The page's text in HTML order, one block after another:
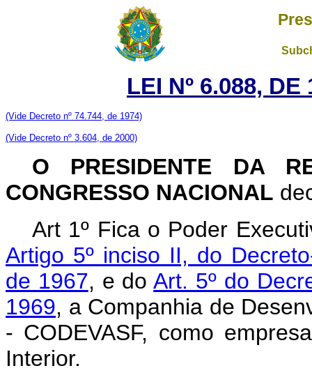
LEI Nº 6.088,
(Vide Decreto nº 74.744, de 1974)
(Vide Decreto nº 3.604, de 2000)
O PRESIDENTE DA
CONGRESSO NACIONAL
Art 1º Fica o Poder
Artigo 5º inciso II, do
de 1967, e doArt. 5º do
1969, a Companhia de
- CODEVASF, como
Interior.